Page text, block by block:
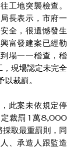
工地突襲檢查。
長表示，市府一
全，很遺憾發生
富發建案已經勒
場一一稽查，稽
現場認定未完全
裁罰。
此案未依規定停
定裁罰1萬8,000
取最重罰則，同
、承造人跟監造